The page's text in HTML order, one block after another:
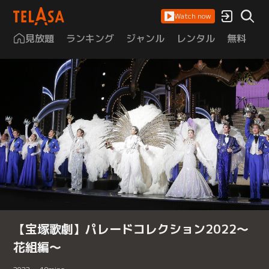
Watch now
見放題 ランキング ジャンル レンタル 無料
【宝塚歌劇】パレードコレクション2022～
花組編～